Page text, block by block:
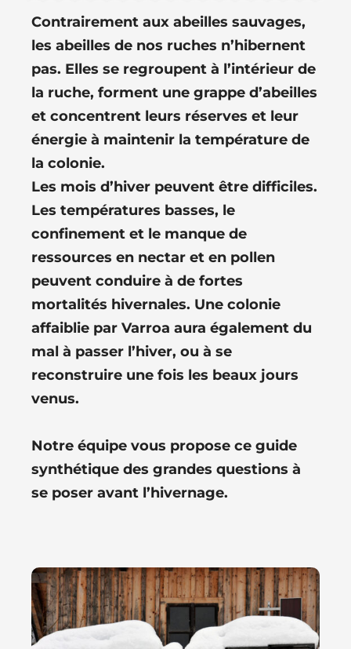
Contrairement aux abeilles sauvages,
les abeilles de nos ruches n’hibernent
pas. Elles se regroupent à l’intérieur de
la ruche, forment une grappe d’abeilles
et concentrent leurs réserves et leur
énergie à maintenir la température de
la colonie.
Les mois d’hiver peuvent être difficiles.
Les températures basses, le
confinement et le manque de
ressources en nectar et en pollen
peuvent conduire à de fortes
mortalités hivernales. Une colonie
affaiblie par Varroa aura également du
mal à passer l’hiver, ou à se
reconstruire une fois les beaux jours
venus.
Notre équipe vous propose ce guide
synthétique des grandes questions à
se poser avant l’hivernage.